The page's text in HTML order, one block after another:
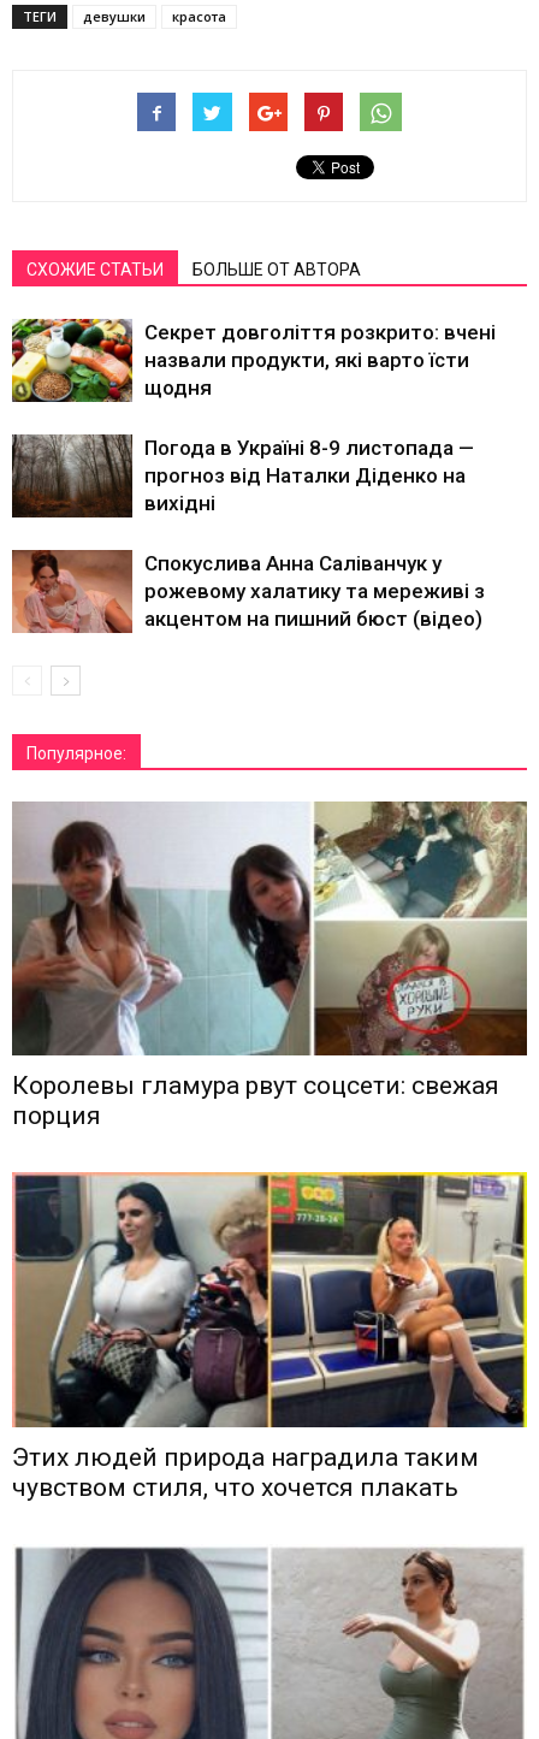
ТЕГИ девушки красота
СХОЖИЕ СТАТЬИ БОЛЬШЕ ОТ АВТОРА
Секрет довголіття розкрито: вчені
назвали продукти, які варто їсти
щодня
Погода в Україні 8-9 листопада —
прогноз від Наталки Діденко на
вихідні
Спокуслива Анна Саліванчук у
рожевому халатику та мереживі з
акцентом на пишний бюст (відео)
Популярное:
Королевы гламура рвут соцсети: свежая
порция
Этих людей природа наградила таким
чувством стиля, что хочется плакать